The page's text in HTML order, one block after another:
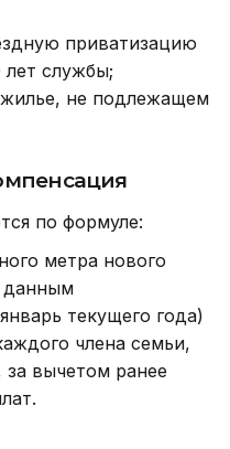
приватизацию
лет службы;
не подлежащем
по формуле:
метра нового
данным
текущего года)
члена семьи,
вычетом ранее